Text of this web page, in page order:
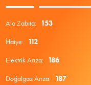
Alo Zabıta: 153
İtfaiye: 112
Elektrik Arıza: 186
Doğalgaz Arıza: 187